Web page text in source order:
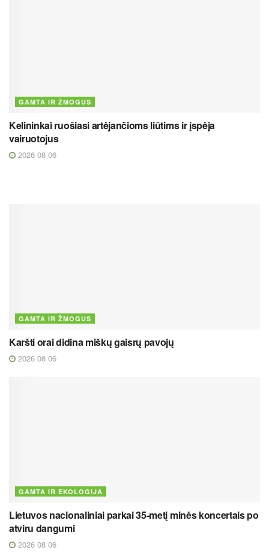
GAMTA IR ŽMOGUS
Kelininkai ruošiasi artėjančioms liūtims ir įspėja
vairuotojus
2026 08 06
GAMTA IR ŽMOGUS
Karšti orai didina miškų gaisrų pavojų
2026 08 06
GAMTA IR EKOLOGIJA
Lietuvos nacionaliniai parkai 35-metį minės koncertais po
atviru dangumi
2026 08 06